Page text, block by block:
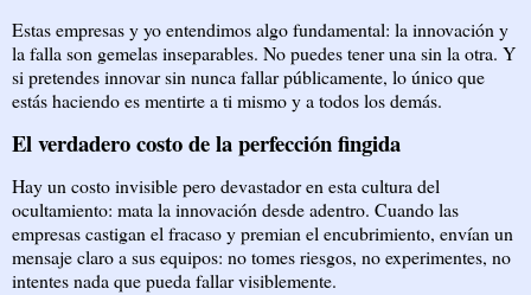
Estas empresas y yo entendimos algo fundamental: la innovación y
la falla son gemelas inseparables. No puedes tener una sin la otra. Y
si pretendes innovar sin nunca fallar públicamente, lo único que
estás haciendo es mentirte a ti mismo y a todos los demás.
El verdadero costo de la perfección fingida
Hay un costo invisible pero devastador en esta cultura del
ocultamiento: mata la innovación desde adentro. Cuando las
empresas castigan el fracaso y premian el encubrimiento, envían un
mensaje claro a sus equipos: no tomes riesgos, no experimentes, no
intentes nada que pueda fallar visiblemente.